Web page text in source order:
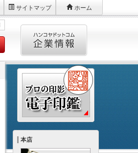
サイトマップ ホーム
本店